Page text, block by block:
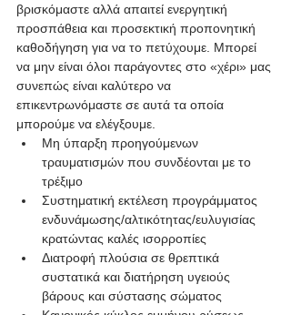
βρισκόμαστε αλλά απαιτεί ενεργητική
προσπάθεια και προσεκτική προπονητική
καθοδήγηση για να το πετύχουμε. Μπορεί
να μην είναι όλοι παράγοντες στο «χέρι» μας
συνεπώς είναι καλύτερο να
επικεντρωνόμαστε σε αυτά τα οποία
μπορούμε να ελέγξουμε.
Μη ύπαρξη προηγούμενων
τραυματισμών που συνδέονται με το
τρέξιμο
Συστηματική εκτέλεση προγράμματος
ενδυνάμωσης/αλτικότητας/ευλυγισίας
κρατώντας καλές ισορροπίες
Διατροφή πλούσια σε θρεπτικά
συστατικά και διατήρηση υγειούς
βάρους και σύστασης σώματος